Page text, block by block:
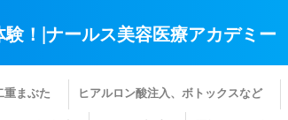
験！|ナールス美容医療アカデミー
重まぶた ヒアルロン酸注入、ボトックスなど